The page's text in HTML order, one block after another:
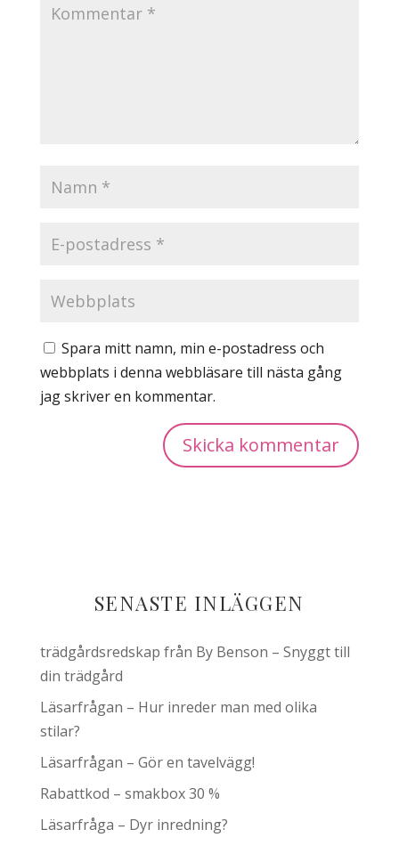
Spara mitt namn, min e-postadress och
webbplats i denna webbläsare till nästa gång
jag skriver en kommentar.
SENASTE INLÄGGEN
trädgårdsredskap från By Benson – Snyggt till
din trädgård
Läsarfrågan – Hur inreder man med olika
stilar?
Läsarfrågan – Gör en tavelvägg!
Rabattkod – smakbox 30 %
Läsarfråga – Dyr inredning?